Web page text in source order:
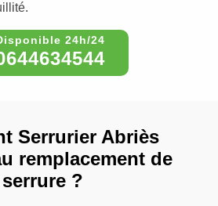
Serrurier Abriès
remplacement de
serrure ?